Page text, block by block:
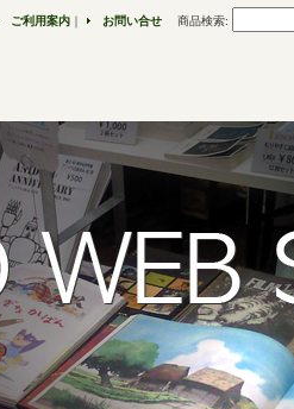
ご利用案内 ｜ お問い合せ 商品検索: